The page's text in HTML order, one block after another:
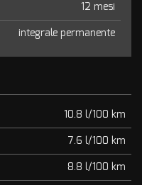
12 mesi
integrale permanente
10.8 l/100 km
7.6 l/100 km
8.8 l/100 km